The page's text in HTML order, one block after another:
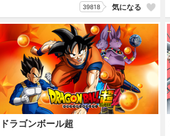
39818 気になる
ドラゴンボール超